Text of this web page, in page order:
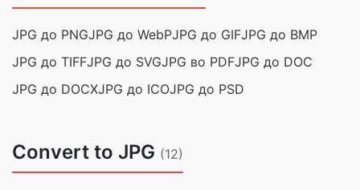
JPG до PNGJPG до WebPJPG до GIFJPG до BMP
JPG до TIFFJPG до SVGJPG во PDFJPG до DOC
JPG до DOCXJPG до ICOJPG до PSD
Convert to JPG (12)